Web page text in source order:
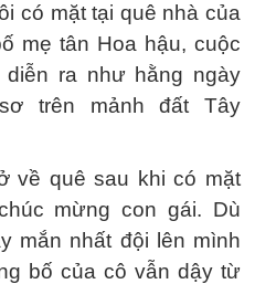
có mặt tại quê nhà của
mẹ tân Hoa hậu, cuộc
ra như hằng ngày
trên mảnh đất Tây
về quê sau khi có mặt
mừng con gái. Dù
mắn nhất đội lên mình
bố của cô vẫn dậy từ